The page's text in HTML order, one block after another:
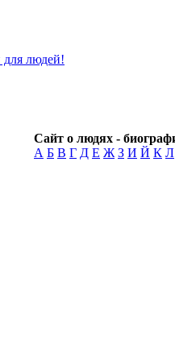
Сайт о людях -
А Б В Г Д Е Ж З И Й К Л